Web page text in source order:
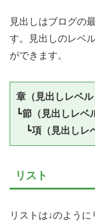
見出しはブログの
す。見出しのレベ
ができます。
章（見出しレベル
┗節（見出しレベ
┗項（見出しレ
リスト
リストは↓のように